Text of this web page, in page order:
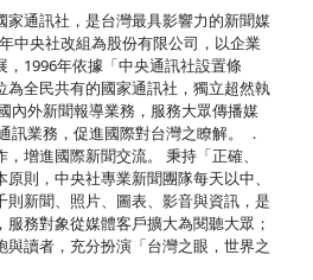
家通訊社，是台灣最具影響力的新聞媒
中央社改組為股份有限公司，以企業
1996年依據「中央通訊社設置條
為全民共有的國家通訊社，獨立超然執
內外新聞報導業務，服務大眾傳播媒
訊業務，促進國際對台灣之瞭解。 ．
增進國際新聞交流。 秉持「正確、
則，中央社專業新聞團隊每天以中、
則新聞、照片、圖表、影音與資訊，是
務對象從媒體客戶擴大為閱聽大眾；
讀者，充分扮演「台灣之眼，世界之